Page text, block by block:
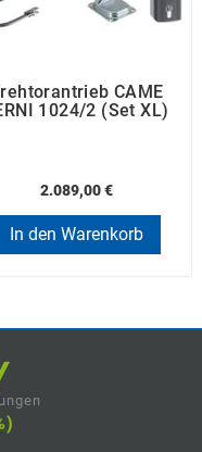
CAME
1024/2 (Set XL)
2.089,00 €
In den Warenkorb